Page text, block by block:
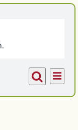
Suche
Suche
Liste